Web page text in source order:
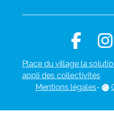
Place du village la
appli des collectivités
Mentions légales-